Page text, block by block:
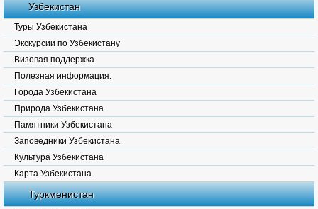
Узбекистан
Туры Узбекистана
Экскурсии по Узбекистану
Визовая поддержка
Полезная информация.
Города Узбекистана
Природа Узбекистана
Памятники Узбекистана
Заповедники Узбекистана
Культура Узбекистана
Карта Узбекистана
Туркменистан